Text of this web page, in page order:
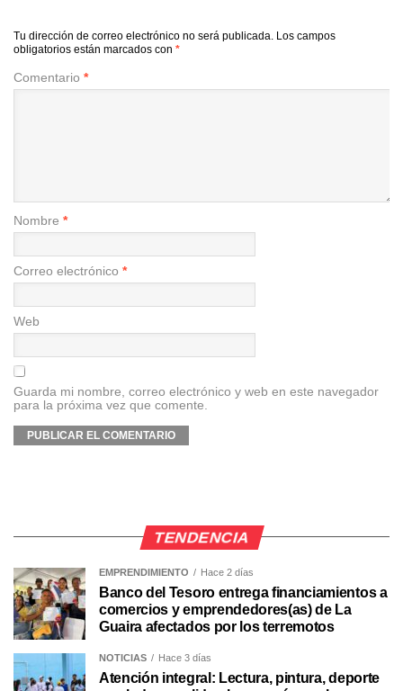
Tu dirección de correo electrónico no será publicada. Los campos
obligatorios están marcados con *
Comentario *
Nombre *
Correo electrónico *
Web
Guarda mi nombre, correo electrónico y web en este navegador
para la próxima vez que comente.
TENDENCIA
EMPRENDIMIENTO Hace 2 días
Banco del Tesoro entrega financiamientos a
comercios y emprendedores(as) de La
Guaira afectados por los terremotos
NOTICIAS Hace 3 días
Atención integral: Lectura, pintura, deporte